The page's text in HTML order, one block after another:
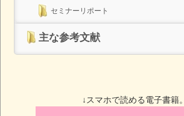
セミナーリポート
主な参考文献
↓スマホで読める電子書籍。